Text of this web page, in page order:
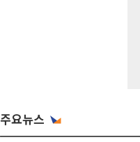
주요뉴스